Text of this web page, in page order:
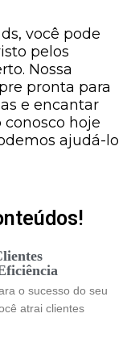
você pode
pelos
Nossa
pronta para
e encantar
hoje
ajudá-lo
o sucesso do seu
atrai clientes